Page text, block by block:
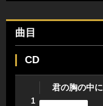
曲目
CD
1
君の胸の中に